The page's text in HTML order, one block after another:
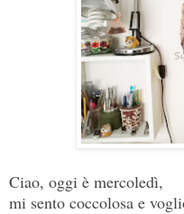
Ciao, oggi è mercoledì,
mi sento coccolosa e